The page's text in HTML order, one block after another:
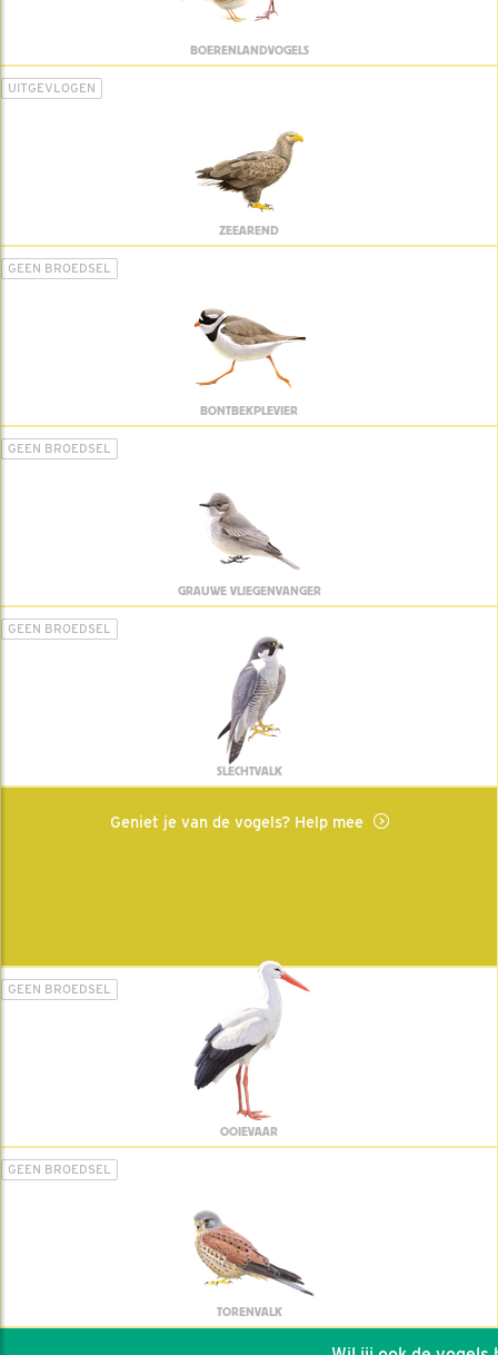
BOERENLANDVOGELS
UITGEVLOGEN
ZEEAREND
GEEN BROEDSEL
BONTBEKPLEVIER
GEEN BROEDSEL
GRAUWE VLIEGENVANGER
GEEN BROEDSEL
SLECHTVALK
Geniet je van de vogels? Help mee
GEEN BROEDSEL
OOIEVAAR
GEEN BROEDSEL
TORENVALK